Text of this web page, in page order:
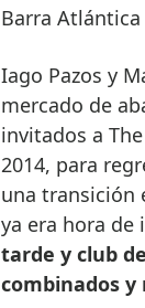
Barra Atlántica
Iago Pazos y
mercado de
invitados a
2014, para
una transición
ya era hora de
tarde y club
combinados y